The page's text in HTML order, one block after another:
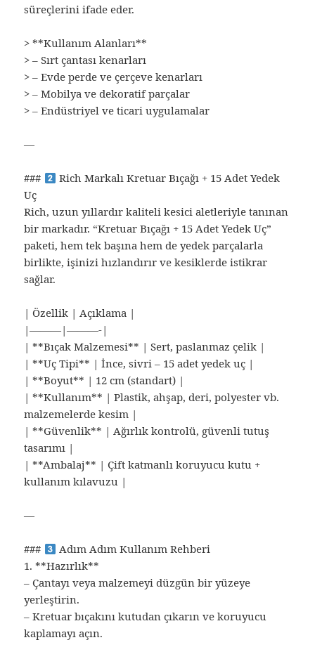
süreçlerini ifade eder.
> **Kullanım Alanları**
> – Sırt çantası kenarları
> – Evde perde ve çerçeve kenarları
> – Mobilya ve dekoratif parçalar
> – Endüstriyel ve ticari uygulamalar
—
###
Rich Markalı Kretuar Bıçağı + 15 Adet Yedek
Uç
Rich, uzun yıllardır kaliteli kesici aletleriyle tanınan
bir markadır. “Kretuar Bıçağı + 15 Adet Yedek Uç”
paketi, hem tek başına hem de yedek parçalarla
birlikte, işinizi hızlandırır ve kesiklerde istikrar
sağlar.
| Özellik | Açıklama |
|———|———-|
| **Bıçak Malzemesi** | Sert, paslanmaz çelik |
| **Uç Tipi** | İnce, sivri – 15 adet yedek uç |
| **Boyut** | 12 cm (standart) |
| **Kullanım** | Plastik, ahşap, deri, polyester vb.
malzemelerde kesim |
| **Güvenlik** | Ağırlık kontrolü, güvenli tutuş
tasarımı |
| **Ambalaj** | Çift katmanlı koruyucu kutu +
kullanım kılavuzu |
—
###
Adım Adım Kullanım Rehberi
1. **Hazırlık**
– Çantayı veya malzemeyi düzgün bir yüzeye
yerleştirin.
– Kretuar bıçakını kutudan çıkarın ve koruyucu
kaplamayı açın.